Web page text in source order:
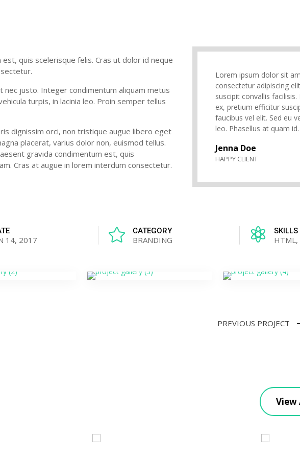
quis scelerisque felis. Cras ut dolor id neque
justo. Integer condimentum aliquam metus
turpis, in lacinia leo. Proin semper tellus
dignissim orci, non tristique augue libero eget
placerat, varius dolor non, euismod tellus.
gravida condimentum est, quis
Cras at augue in lorem interdum consectetur.
Lorem ipsum dolor sit
consectetur adipiscing
suscipit convallis facilisis.
ex, pretium efficitur
faucibus vel elit. Sed eu
leo. Phasellus at quam id.
Jenna Doe
HAPPY CLIENT
14, 2017  CATEGORY
BRANDING  SKILLS
HTML,
PREVIOUS PROJECT
View